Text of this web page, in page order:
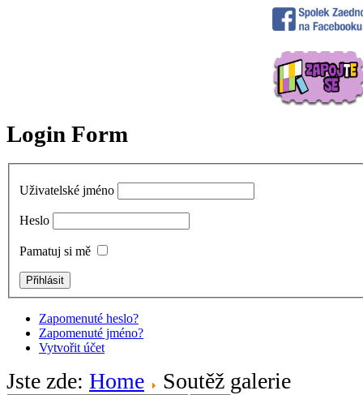
Login Form
Uživatelské jméno
Heslo
Pamatuj si mě
Zapomenuté heslo?
Zapomenuté jméno?
Vytvořit účet
Jste zde: Home Soutěž galerie